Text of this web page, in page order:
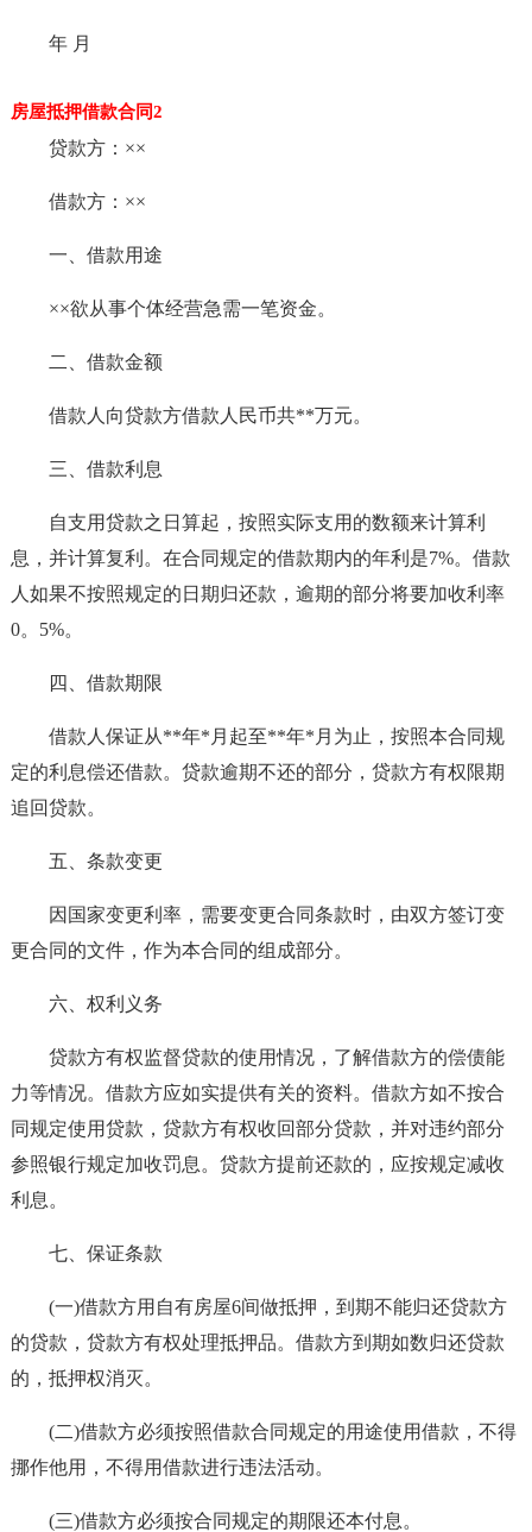
年 月
房屋抵押借款合同2
贷款方：××
借款方：××
一、借款用途
××欲从事个体经营急需一笔资金。
二、借款金额
借款人向贷款方借款人民币共**万元。
三、借款利息
自支用贷款之日算起，按照实际支用的数额来计算利
息，并计算复利。在合同规定的借款期内的年利是7%。借款
人如果不按照规定的日期归还款，逾期的部分将要加收利率
0。5%。
四、借款期限
借款人保证从**年*月起至**年*月为止，按照本合同规
定的利息偿还借款。贷款逾期不还的部分，贷款方有权限期
追回贷款。
五、条款变更
因国家变更利率，需要变更合同条款时，由双方签订变
更合同的文件，作为本合同的组成部分。
六、权利义务
贷款方有权监督贷款的使用情况，了解借款方的偿债能
力等情况。借款方应如实提供有关的资料。借款方如不按合
同规定使用贷款，贷款方有权收回部分贷款，并对违约部分
参照银行规定加收罚息。贷款方提前还款的，应按规定减收
利息。
七、保证条款
(一)借款方用自有房屋6间做抵押，到期不能归还贷款方
的贷款，贷款方有权处理抵押品。借款方到期如数归还贷款
的，抵押权消灭。
(二)借款方必须按照借款合同规定的用途使用借款，不得
挪作他用，不得用借款进行违法活动。
(三)借款方必须按合同规定的期限还本付息。